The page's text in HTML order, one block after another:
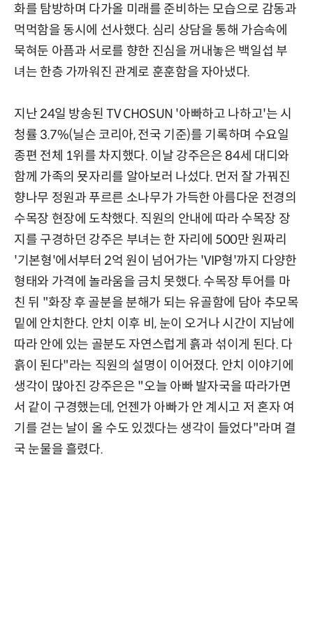
화를 탐방하며 다가올 미래를 준비하는 모습으로 감동과
먹먹함을 동시에 선사했다. 심리 상담을 통해 가슴속에
묵혀둔 아픔과 서로를 향한 진심을 꺼내놓은 백일섭 부
녀는 한층 가까워진 관계로 훈훈함을 자아냈다.
지난 24일 방송된 TV CHOSUN '아빠하고 나하고'는 시
청률 3.7%(닐슨 코리아, 전국 기준)를 기록하며 수요일
종편 전체 1위를 차지했다. 이날 강주은은 84세 대디와
함께 가족의 묫자리를 알아보러 나섰다. 먼저 잘 가꿔진
향나무 정원과 푸르른 소나무가 가득한 아름다운 전경의
수목장 현장에 도착했다. 직원의 안내에 따라 수목장 장
지를 구경하던 강주은 부녀는 한 자리에 500만 원짜리
'기본형'에서부터 2억 원이 넘어가는 'VIP형'까지 다양한
형태와 가격에 놀라움을 금치 못했다. 수목장 투어를 마
친 뒤 "화장 후 골분을 분해가 되는 유골함에 담아 추모목
밑에 안치한다. 안치 이후 비, 눈이 오거나 시간이 지남에
따라 안에 있는 골분도 자연스럽게 흙과 섞이게 된다. 다
흙이 된다"라는 직원의 설명이 이어졌다. 안치 이야기에
생각이 많아진 강주은은 "오늘 아빠 발자국을 따라가면
서 같이 구경했는데, 언젠가 아빠가 안 계시고 저 혼자 여
기를 걷는 날이 올 수도 있겠다는 생각이 들었다"라며 결
국 눈물을 흘렸다.